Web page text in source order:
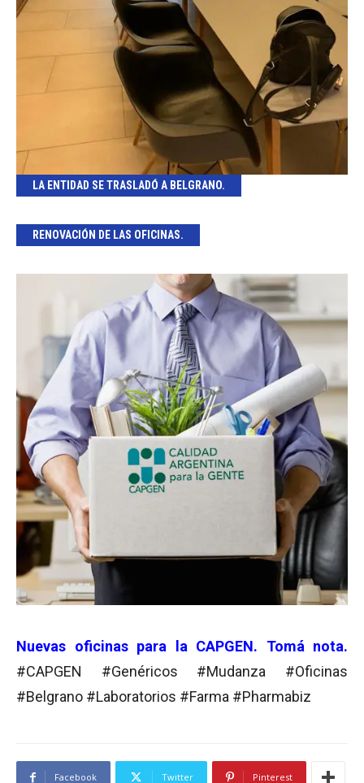
LA ENTIDAD SE TRASLADÓ A BELGRANO.
RENOVACIÓN DE LAS OFICINAS.
Nuevas oficinas para la CAPGEN. Tomá nota.
#CAPGEN #Genéricos #Mudanza #Oficinas
#Belgrano #Laboratorios #Farma #Pharmabiz
Facebook Twitter Pinterest